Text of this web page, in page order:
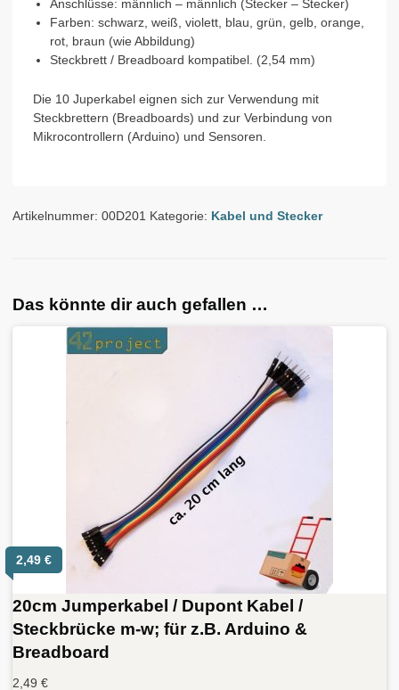
MengeAnschlüsse: männlich – männlich (Stecker – Stecker)
Farben: schwarz, weiß, violett, blau, grün, gelb, orange,
rot, braun (wie Abbildung)
Steckbrett / Breadboard kompatibel. (2,54 mm)
Die 10 Juperkabel eignen sich zur Verwendung mit
Steckbrettern (Breadboards) und zur Verbindung von
Mikrocontrollern (Arduino) und Sensoren.
Artikelnummer: 00D201 Kategorie: Kabel und Stecker
Das könnte dir auch gefallen …
2,49 €
20cm Jumperkabel / Dupont Kabel /
Steckbrücke m-w; für z.B. Arduino &
Breadboard
2,49 €